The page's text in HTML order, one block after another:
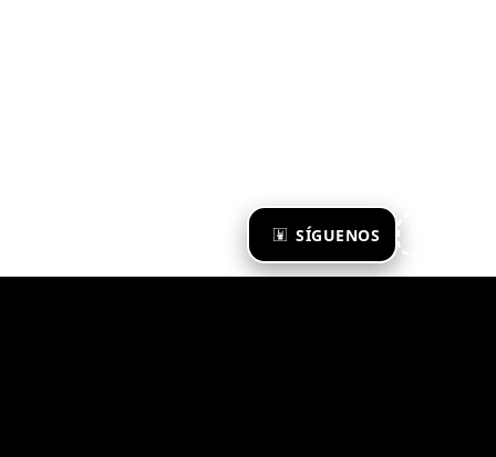
SÍGUENOS